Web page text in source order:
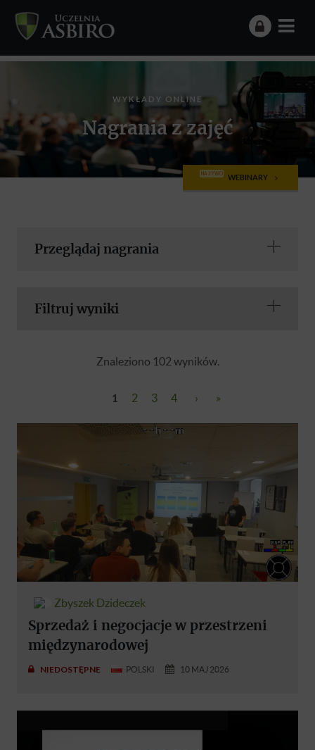
WYKŁADY ONLINE
Nagrania z zajęć
NA ŻYWO WEBINARY
Przeglądaj nagrania
Filtruj wyniki
Znaleziono 102 wyników.
1 2 3 4 › »
Zbyszek Dzideczek
Sprzedaż i negocjacje w przestrzeni
międzynarodowej
NIEDOSTĘPNE POLSKI 10 MAJ 2026